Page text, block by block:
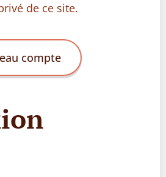
de ce site.
compte